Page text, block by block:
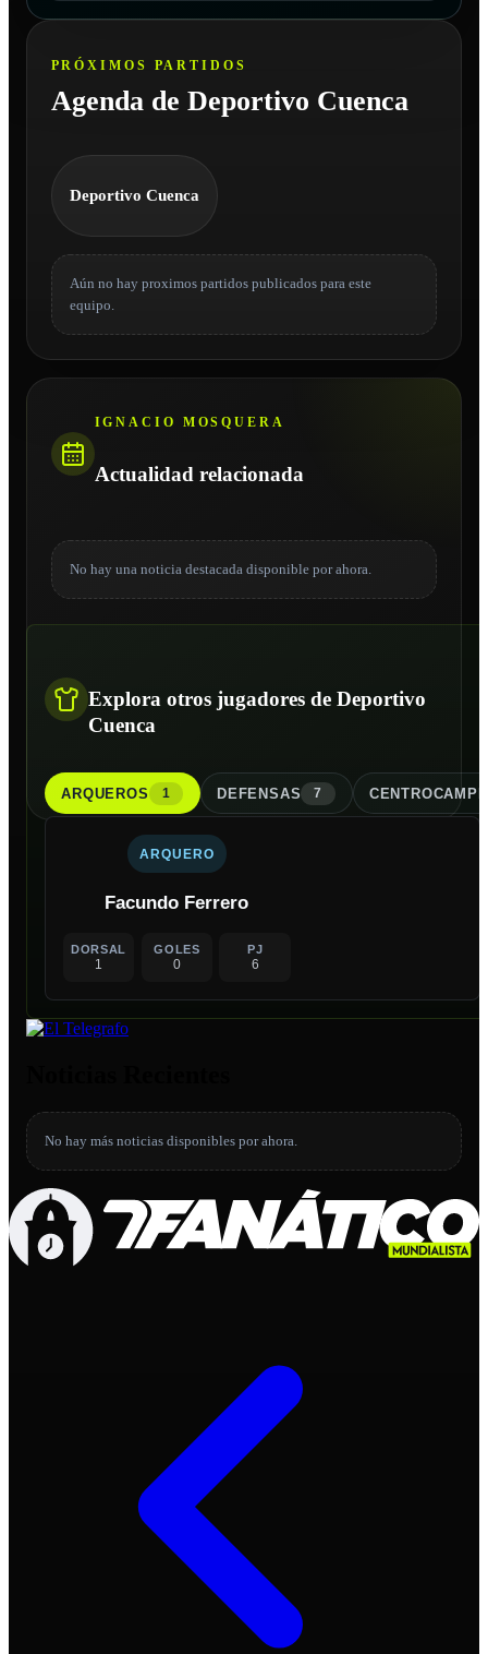
PRÓXIMOS PARTIDOS
Agenda de Deportivo Cuenca
Deportivo Cuenca
Aún no hay proximos partidos publicados para este
equipo.
IGNACIO MOSQUERA
Actualidad relacionada
No hay una noticia destacada disponible por ahora.
Explora otros jugadores de Deportivo
Cuenca
ARQUEROS 1 DEFENSAS 7
ARQUERO
Facundo Ferrero
DORSAL
1
GOLES
0
PJ
6
No hay más noticias disponibles por ahora.